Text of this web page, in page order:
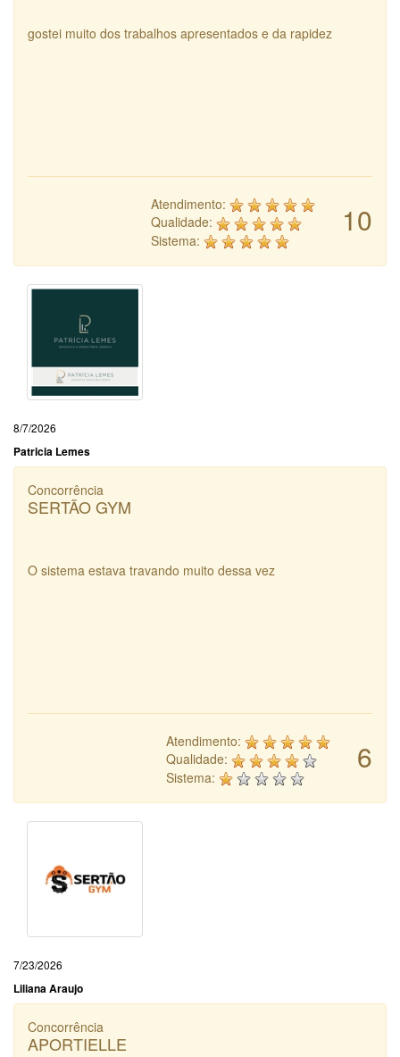
gostei muito dos trabalhos apresentados e da rapidez
10
Atendimento:
Qualidade:
Sistema:
8/7/2026
Patricia Lemes
Concorrência
SERTÃO GYM
O sistema estava travando muito dessa vez
6
Atendimento:
Qualidade:
Sistema:
7/23/2026
Liliana Araujo
Concorrência
APORTIELLE